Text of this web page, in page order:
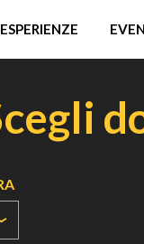
ESPERIENZE